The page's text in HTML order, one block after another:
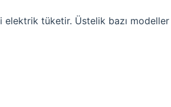
elektrik tüketir. Üstelik bazı modeller